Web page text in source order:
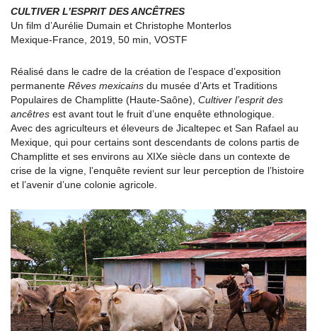
CULTIVER L’ESPRIT DES ANCÊTRES
Un film d’Aurélie Dumain et Christophe Monterlos
Mexique-France, 2019, 50 min, VOSTF
Réalisé dans le cadre de la création de l’espace d’exposition
permanente Rêves mexicains du musée d’Arts et Traditions
Populaires de Champlitte (Haute-Saône), Cultiver l’esprit des
ancêtres est avant tout le fruit d’une enquête ethnologique.
Avec des agriculteurs et éleveurs de Jicaltepec et San Rafael au
Mexique, qui pour certains sont descendants de colons partis de
Champlitte et ses environs au XIXe siècle dans un contexte de
crise de la vigne, l’enquête revient sur leur perception de l’histoire
et l’avenir d’une colonie agricole.